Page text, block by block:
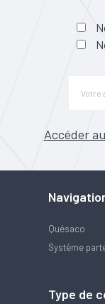
Accéder
Quésaco
Système
Type de